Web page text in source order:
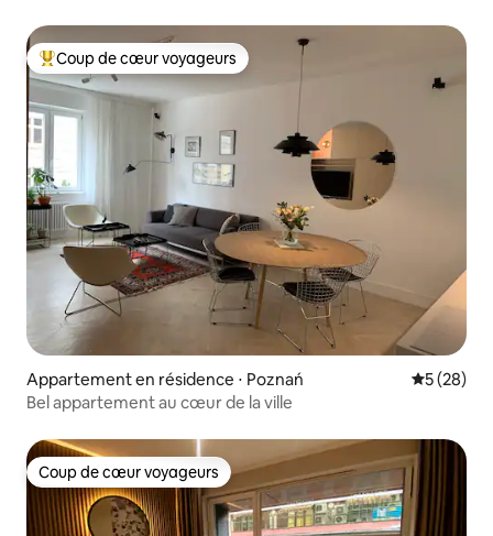
Coups de cœur voyageurs les plus appréciés
Coup de cœur voyageurs
Appartement en résidence ⋅ Poznań
5 (28)
Bel appartement au cœur de la ville
Coup de cœur voyageurs
Coup de cœur voyageurs